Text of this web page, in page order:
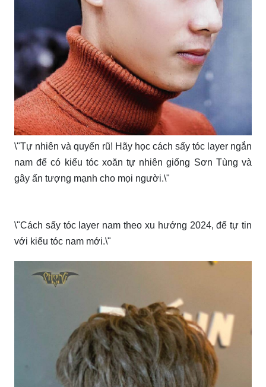
\"Tự nhiên và quyến rũ! Hãy học cách sấy tóc layer ngắn
nam để có kiểu tóc xoăn tự nhiên giống Sơn Tùng và
gây ấn tượng mạnh cho mọi người.\"
\"Cách sấy tóc layer nam theo xu hướng 2024, để tự tin
với kiểu tóc nam mới.\"